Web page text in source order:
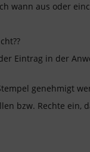
wann aus oder
Eintrag in der
genehmigt
bzw. Rechte ein,